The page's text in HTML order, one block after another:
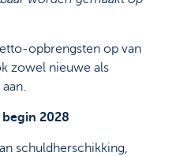
opbrengsten op van
zowel nieuwe als
2028
schuldherschikking,